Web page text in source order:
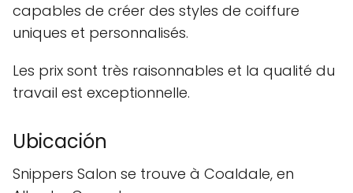
capables de créer des styles de coiffure
uniques et personnalisés.
Les prix sont très raisonnables et la qualité du
travail est exceptionnelle.
Ubicación
Snippers Salon se trouve à Coaldale, en